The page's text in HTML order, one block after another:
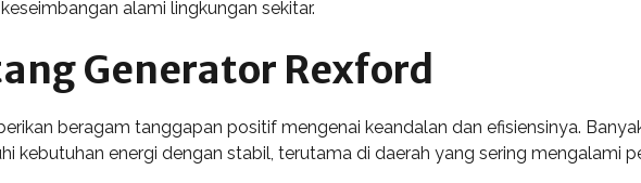
alami lingkungan sekitar.
Generator Rexford
beragam tanggapan positif mengenai keandalan dan efisiensinya.
kebutuhan energi dengan stabil, terutama di daerah yang sering mengalami